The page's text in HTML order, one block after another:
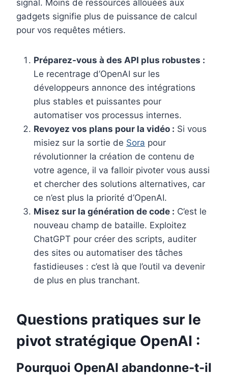
signal. Moins de ressources allouées aux
gadgets signifie plus de puissance de calcul
pour vos requêtes métiers.
Préparez-vous à des API plus robustes :
Le recentrage d’OpenAI sur les
développeurs annonce des intégrations
plus stables et puissantes pour
automatiser vos processus internes.
Revoyez vos plans pour la vidéo : Si vous
misiez sur la sortie de Sora pour
révolutionner la création de contenu de
votre agence, il va falloir pivoter vous aussi
et chercher des solutions alternatives, car
ce n’est plus la priorité d’OpenAI.
Misez sur la génération de code : C’est le
nouveau champ de bataille. Exploitez
ChatGPT pour créer des scripts, auditer
des sites ou automatiser des tâches
fastidieuses : c’est là que l’outil va devenir
de plus en plus tranchant.
Questions pratiques sur le
pivot stratégique OpenAI :
Pourquoi OpenAI abandonne-t-il